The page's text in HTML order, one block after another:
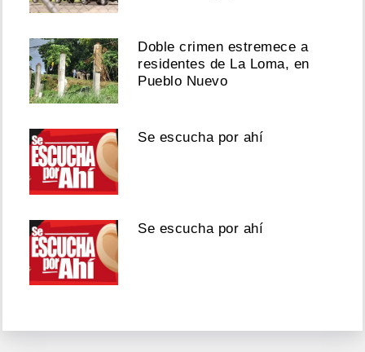
Doble crimen estremece a
residentes de La Loma, en
Pueblo Nuevo
Se escucha por ahí
Se escucha por ahí